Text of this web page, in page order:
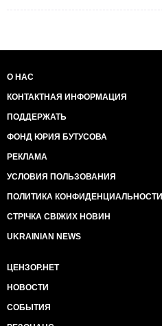
О НАС
КОНТАКТНАЯ ИНФОРМАЦИЯ
ПОДДЕРЖАТЬ
ФОНД ЮРИЯ БУТУСОВА
РЕКЛАМА
УСЛОВИЯ ПОЛЬЗОВАНИЯ
ПОЛИТИКА КОНФИДЕНЦИАЛЬНОСТИ
СТРІЧКА СВІЖИХ НОВИН
UKRAINIAN NEWS
ЦЕНЗОР.НЕТ
НОВОСТИ
СОБЫТИЯ